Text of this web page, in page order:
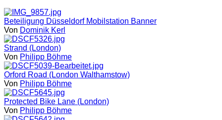
Beteiligung Düsseldorf Mobilstation Banner
Von Dominik Kerl
Strand (London)
Von Philipp Böhme
Orford Road (London Walthamstow)
Von Philipp Böhme
Protected Bike Lane (London)
Von Philipp Böhme